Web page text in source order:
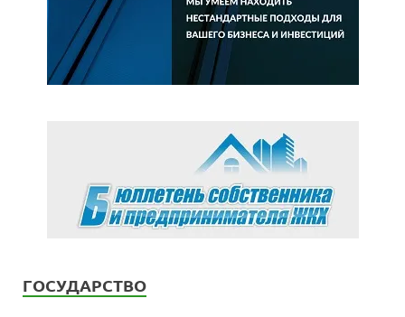
ГОСУДАРСТВО